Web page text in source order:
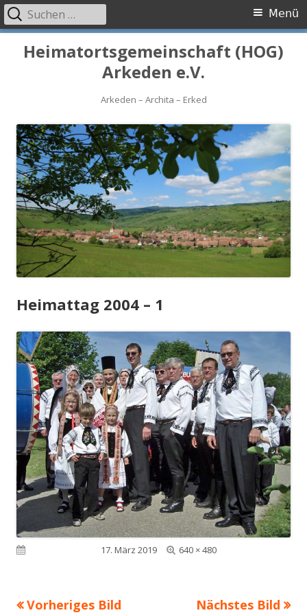
Heimatortsgemeinschaft (HOG)
Arkeden e.V.
Arkeden – Archita – Erked
Primäres
Menü
Menü
Suchen
nach:
Heimattag 2004 – 1
17. März 2019
Volle
640 × 480
Vorheriges Bild Nächstes Bild